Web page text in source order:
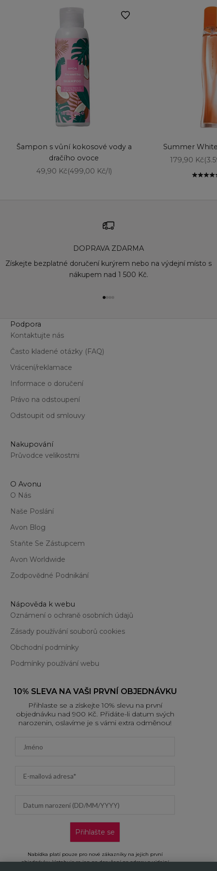
Vyberte možnosti
Šampon s vůní kokosové vody a
dračího ovoce
Prodejní cena
49,90 Kč(499,00 Kč/l)
Summer
Prodejní
179,90 Kč
DOPRAVA ZDARMA
Získejte bezplatné doručení kurýrem nebo na výdejní místo s
nákupem nad 1 500 Kč.
Přejít na položku 1
Přejít na položku 2
Podpora
Kontaktujte nás
Často kladené otázky (FAQ)
Vrácení/reklamace
Informace o doručení
Právo na odstoupení
Odstoupit od smlouvy
Nakupování
Průvodce velikostmi
O Avonu
O Nás
Naše Poslání
Avon Blog
Staňte Se Zástupcem
Avon Worldwide
Zodpovědné Podnikání
Nápověda k webu
Oznámení o ochraně osobních údajů
Zásady používání souborů cookies
Obchodní podmínky
Podmínky používání webu
10% SLEVA NA VAŠI PRVNÍ OBJEDNÁVKU
Přihlaste se a získejte 10% slevu na první
objednávku nad 900 Kč. Přidáte-li datum svých
narozenin, oslavíme je s vámi extra odměnou!
Přihlašte se
Nabídka platí pouze pro nové zákazníky na jejich první
objednávku. Vztahuje se jen na doručení na adresu a výdejní